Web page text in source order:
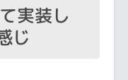
実装し
じ